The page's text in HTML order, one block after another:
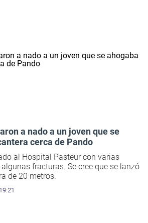
a nado a un joven que se
cerca de Pando
al Hospital Pasteur con varias
fracturas. Se cree que se lanzó
de 20 metros.